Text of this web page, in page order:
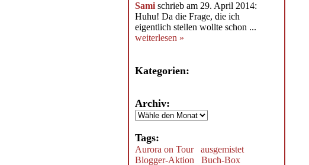
Sami schrieb am 29. April 2014:
Huhu! Da die Frage, die ich
eigentlich stellen wollte schon ...
weiterlesen »
Kategorien:
Archiv:
Tags:
Aurora on Tour
ausgemistet
Blogger-Aktion
Buch-Box